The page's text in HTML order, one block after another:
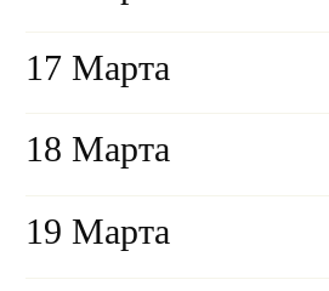
17 Марта
18 Марта
19 Марта